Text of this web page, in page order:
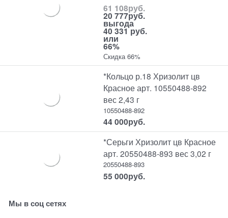
61 108руб.
20 777руб.
выгода
40 331 руб.
или
66%
Скидка 66%
*Кольцо р.18 Хризолит цв
Красное арт. 10550488-892
вес 2,43 г
10550488-892
44 000руб.
*Серьги Хризолит цв Красное
арт. 20550488-893 вес 3,02 г
20550488-893
55 000руб.
Мы в соц сетях